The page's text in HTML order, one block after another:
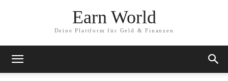
Earn World
Deine Plattform für Geld & Finanzen